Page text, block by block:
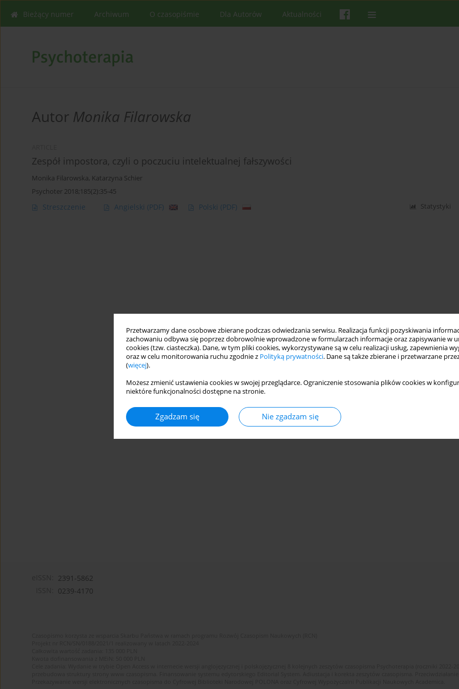
Przetwarzamy dane osobowe zbierane podczas odwiedzania serwisu. Realizacja funkcji pozyskiwania
zachowaniu odbywa się poprzez dobrowolnie wprowadzone w formularzach informacje oraz zapisywanie w
cookies (tzw. ciasteczka). Dane, w tym pliki cookies, wykorzystywane są w celu realizacji usług, zapewnienia
oraz w celu monitorowania ruchu zgodnie z Polityką prywatności. Dane są także zbierane i przetwarzane
(więcej).
Możesz zmienić ustawienia cookies w swojej przeglądarce. Ograniczenie stosowania plików cookies w
niektóre funkcjonalności dostępne na stronie.
Zgadzam się Nie zgadzam się
Bieżący numer Archiwum O czasopiśmie Dla Autorów Aktualności
Autor Monika Filarowska
Zespół impostora, czyli o poczuciu intelektualnej fałszywości
Monika Filarowska, Katarzyna Schier
Psychoter 2018;185(2):35-45
Streszczenie Angielski (PDF) Polski (PDF) Statystyki
2391-5862
0239-4170